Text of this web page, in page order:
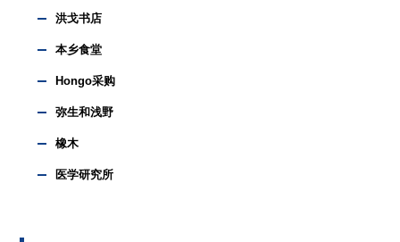
洪戈书店
本乡食堂
Hongo采购
弥生和浅野
橡木
医学研究所